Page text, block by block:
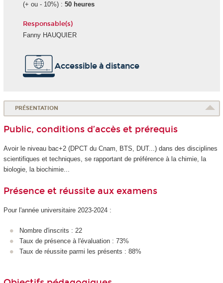
(+ ou - 10%) : 50 heures
Responsable(s)
Fanny HAUQUIER
Accessible à distance
PRÉSENTATION
Public, conditions d’accès et prérequis
Avoir le niveau bac+2 (DPCT du Cnam, BTS, DUT...) dans des disciplines
scientifiques et techniques, se rapportant de préférence à la chimie, la
biologie, la biochimie...
Présence et réussite aux examens
Pour l'année universitaire 2023-2024 :
Nombre d'inscrits : 22
Taux de présence à l'évaluation : 73%
Taux de réussite parmi les présents : 88%